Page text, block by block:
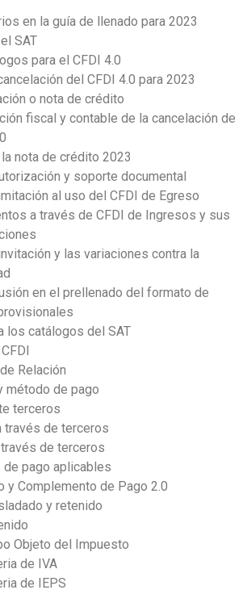
en la guía de llenado para 2023
SAT
para el CFDI 4.0
del CFDI 4.0 para 2023
o nota de crédito
fiscal y contable de la cancelación de
nota de crédito 2023
y soporte documental
al uso del CFDI de Egreso
a través de CFDI de Ingresos y sus
y las variaciones contra la
en el prellenado del formato de
los catálogos del SAT
Relación
método de pago
terceros
través de terceros
través de terceros
de pago aplicables
y Complemento de Pago 2.0
y retenido
Objeto del Impuesto
de IVA
de IEPS